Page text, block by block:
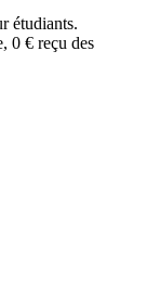
étudiants.
0 € reçu des